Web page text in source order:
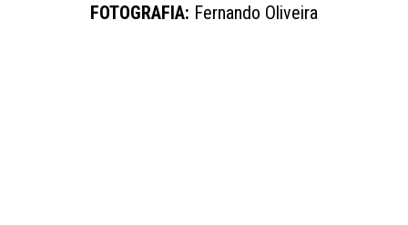
FOTOGRAFIA: Fernando Oliveira